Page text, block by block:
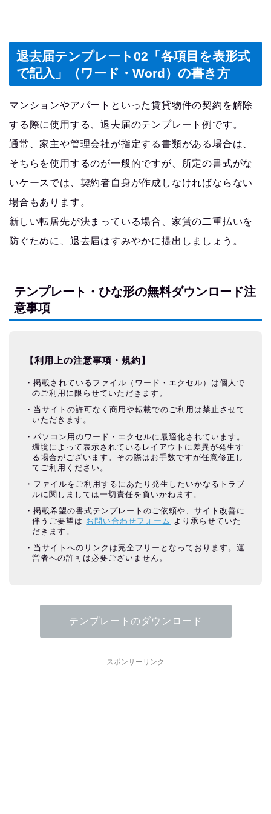
退去届テンプレート02「各項目を表形式
で記入」（ワード・Word）の書き方
マンションやアパートといった賃貸物件の契約を解除
する際に使用する、退去届のテンプレート例です。
通常、家主や管理会社が指定する書類がある場合は、
そちらを使用するのが一般的ですが、所定の書式がな
いケースでは、契約者自身が作成しなければならない
場合もあります。
新しい転居先が決まっている場合、家賃の二重払いを
防ぐために、退去届はすみやかに提出しましょう。
テンプレート・ひな形の無料ダウンロード注
意事項
【利用上の注意事項・規約】
掲載されているファイル（ワード・エクセル）は個人で
のご利用に限らせていただきます。
当サイトの許可なく商用や転載でのご利用は禁止させて
いただきます。
パソコン用のワード・エクセルに最適化されています。
環境によって表示されているレイアウトに差異が発生す
る場合がございます。その際はお手数ですが任意修正し
てご利用ください。
ファイルをご利用するにあたり発生したいかなるトラブ
ルに関しましては一切責任を負いかねます。
掲載希望の書式テンプレートのご依頼や、サイト改善に
伴うご要望は お問い合わせフォーム より承らせていた
だきます。
当サイトへのリンクは完全フリーとなっております。運
営者への許可は必要ございません。
テンプレートのダウンロード
スポンサーリンク